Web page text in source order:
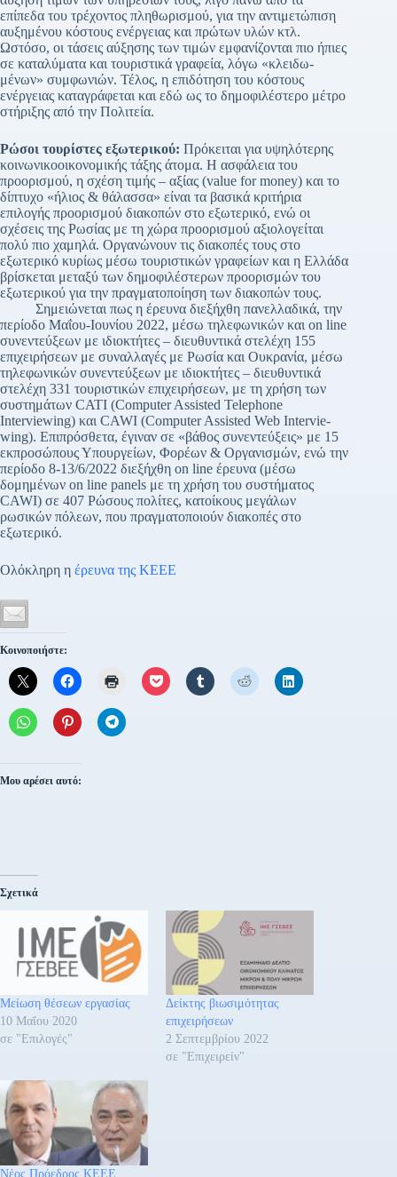
επίπεδα του τρέχοντος πληθωρισμού, για την αντιμετώπιση
αυξημένου κόστους ενέργειας και πρώτων υλών κτλ.
Ωστόσο, οι τάσεις αύξη­σης των τιμών εμφανίζονται πιο ήπιες
σε καταλύματα και τουριστικά γραφεία, λόγω «κλειδω­
μένων» συμφωνιών. Τέλος, η επιδότηση του κόστους
ενέργειας καταγράφεται και εδώ ως το δημοφιλέστερο μέτρο
στήριξης από την Πολιτεία.
Ρώσοι τουρίστες εξωτερικού: Πρόκειται για υψηλότερης
κοινωνικοοικονομικής τάξης άτομα. Η ασφάλεια του
προορισμού, η σχέση τιμής – αξίας (value for money) και το
δίπτυχο «ήλιος & θάλασσα» είναι τα βασικά κριτήρια
επιλογής προορισμού διακοπών στο εξωτερικό, ενώ οι
σχέσεις της Ρωσίας με τη χώρα προορισμού αξιολογείται
πολύ πιο χαμηλά. Οργανώνουν τις διακοπές τους στο
εξωτερικό κυρίως μέσω τουριστικών γραφείων και η Ελλάδα
βρίσκεται μεταξύ των δημοφιλέστερων προορισμών του
εξωτερικού για την πραγματοποίηση των διακοπών τους.
Σημειώνεται πως η έρευνα διεξήχθη πανελλαδικά, την
περίοδο Μαΐου-Ιουνίου 2022, μέσω τηλεφωνικών και on line
συνεντεύξεων με ιδιοκτήτες – διευθυντικά στελέχη 155
επιχειρήσεων με συναλλαγές με Ρωσία και Ουκρανία, μέσω
τηλεφωνικών συνεντεύξεων με ιδιοκτήτες – διευθυντικά
στελέχη 331 τουριστικών επιχειρήσεων, με τη χρήση των
συστημάτων CATI (Co­mpu­ter Assisted Tele­pho­ne
Interviewing) και CAWI (Computer Assisted Web Intervie­
wing). Επιπρόσθετα, έγιναν σε «βάθος συνεντεύξεις» με 15
εκπροσώπους Υπουργείων, Φορέων & Οργανισμών, ενώ την
περίοδο 8-13/6/2022 διεξήχθη on line έρευνα (μέσω
δομημένων on line panels με τη χρήση του συστήματος
CAWI) σε 407 Ρώσους πολίτες, κατοίκους μεγάλων
ρωσικών πόλεων, που πραγματοποιούν διακοπές στο
εξωτερικό.
Ολόκληρη η έρευνα της ΚΕΕΕ
Κοινοποιήστε:
Μου αρέσει αυτό:
Σχετικά
Μείωση θέσεων εργασίας
10 Μαΐου 2020
σε "Επιλογές"
Δείκτης βιωσιμότητας
επιχειρήσεων
2 Σεπτεμβρίου 2022
σε "Επιχειρείν"
Νέος Πρόεδρος ΚΕΕΕ